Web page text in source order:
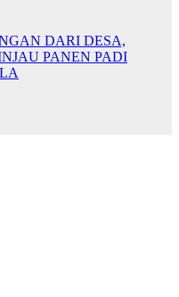
DARI DESA,
PANEN PADI